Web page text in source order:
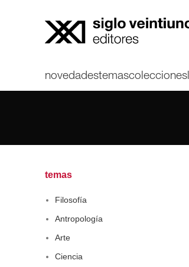
novedadestemascolecciones
temas
Filosofía
Antropología
Arte
Ciencia